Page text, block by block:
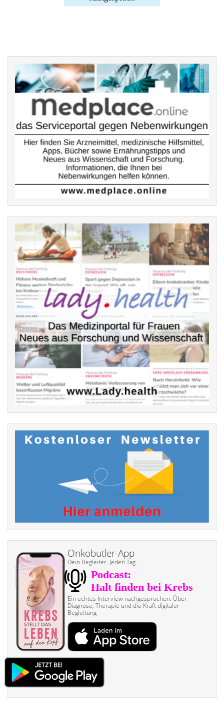
Onkobutler-App
Dein Begleiter. Jeden Tag.
Ein echtes Interview nach­gesprochen. Über
Diagnose, Therapie und die Kraft digitaler
Begleitung